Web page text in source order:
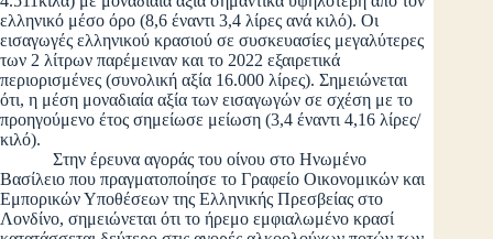
ελληνικό μέσο όρο (8,6 έναντι 3,4 λίρες ανά κιλό). Οι
εισαγωγές ελληνικού κρασιού σε συσκευασίες μεγαλύτερες
των 2 λίτρων παρέμειναν και το 2022 εξαιρετικά
περιορισμένες (συνολική αξία 16.000 λίρες). Σημειώνεται
ότι, η μέση μοναδιαία αξία των εισαγωγών σε σχέση με το
προηγούμενο έτος σημείωσε μείωση (3,4 έναντι 4,16 λίρες/
κιλό).
Στην έρευνα αγοράς του οίνου στο Ηνωμένο
Βασίλειο που πραγματοποίησε το Γραφείο Οικονομικών και
Εμπορικών Υποθέσεων της Ελληνικής Πρεσβείας στο
Λονδίνο, σημειώνεται ότι το ήρεμο εμφιαλωμένο κρασί